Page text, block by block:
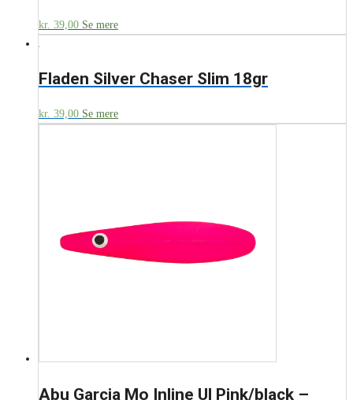
kr. 39,00 Se mere
Fladen Silver Chaser Slim 18gr
kr. 39,00 Se mere
Abu Garcia Mo Inline Ul Pink/black –